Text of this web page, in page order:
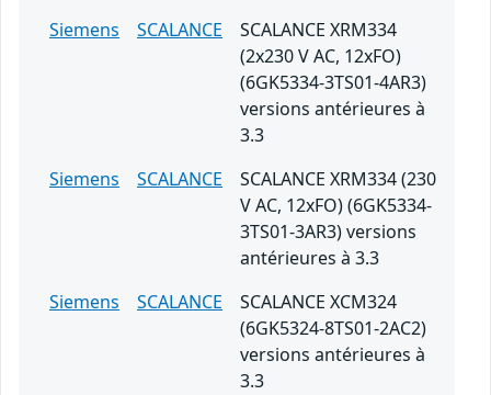
Siemens
SCALANCE
SCALANCE XRM334
(2x230 V AC, 12xFO)
(6GK5334-3TS01-4AR3)
versions antérieures à
3.3
Siemens
SCALANCE
SCALANCE XRM334 (230
V AC, 12xFO) (6GK5334-
3TS01-3AR3) versions
antérieures à 3.3
Siemens
SCALANCE
SCALANCE XCM324
(6GK5324-8TS01-2AC2)
versions antérieures à
3.3